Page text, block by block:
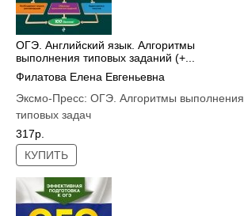
ОГЭ. Английский язык. Алгоритмы
выполнения типовых заданий (+...
Филатова Елена Евгеньевна
Эксмо-Пресс: ОГЭ. Алгоритмы выполнения
типовых задач
317р.
КУПИТЬ